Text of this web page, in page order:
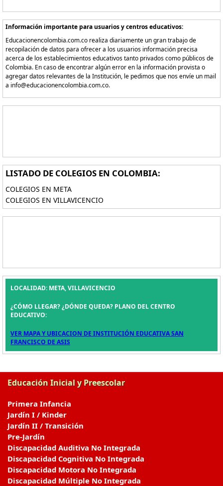
Información importante para usuarios y centros educativos:
Educacionencolombia.com.co realiza diariamente un gran trabajo de
recopilación de datos para ofrecer a los usuarios información precisa
acerca de los establecimientos educativos tanto privados como públicos de
Colombia. En caso de encontrar algún error en la información provista o
agregar datos relevantes de la Institución, le pedimos que nos envíe un mail
a info@educacionencolombia.com.co.
LISTADO DE COLEGIOS EN COLOMBIA:
COLEGIOS EN META
COLEGIOS EN VILLAVICENCIO
LOCALIDAD: META, VILLAVICENCIO
¿CÓMO LLEGAR? ¿DÓNDE QUEDA? PLANO DEL CENTRO
EDUCATIVO:
VER MAPA Y UBICACION DE INSTITUCIÓN EDUCATIVA SAN
FRANCISCO DE ASIS
Educación Inicial y Preescolar
Primera Infancia
Jardín I / Kinder
Jardín II / Transición
Pre-Jardín
Discapacidad Auditiva No Integrada
Discapacidad Cognitiva No Integrada
Discapacidad Motora No Integrada
Discapacidad Múltiple No Integrada